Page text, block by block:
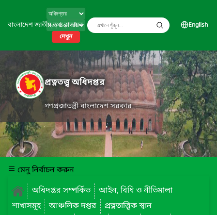
বাংলাদেশ জাতীয় তথ্য বাতায়ন
দেখুন
English
প্রত্নতত্ত্ব অধিদপ্তর
গণপ্রজাতন্ত্রী বাংলাদেশ সরকার
মেনু নির্বাচন করুন
অধিদপ্তর সম্পর্কিত
আইন, বিধি ও নীতিমালা
শাখাসমূহ
আঞ্চলিক দপ্তর
প্রত্নতাত্ত্বিক স্থান